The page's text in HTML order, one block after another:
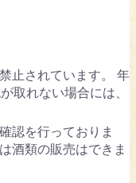
止されています。 年
取れない場合には、
認を行っておりま
酒類の販売はできま